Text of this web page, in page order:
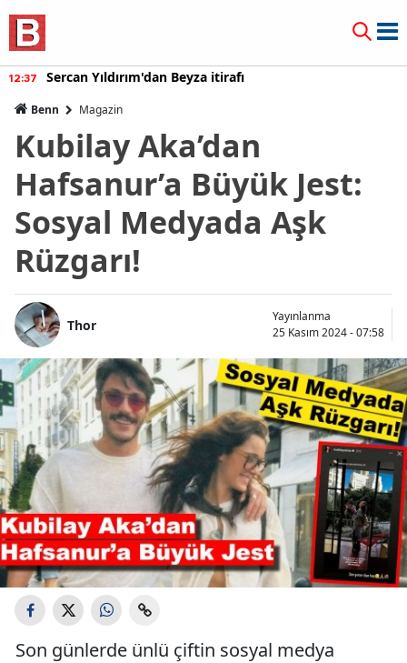
12:37 Sercan Yıldırım'dan Beyza itirafı
Benn Magazin
Kubilay Aka’dan
Hafsanur’a Büyük Jest:
Sosyal Medyada Aşk
Rüzgarı!
Thor
Yayınlanma
25 Kasım 2024 - 07:58
Son günlerde ünlü çiftin sosyal medya